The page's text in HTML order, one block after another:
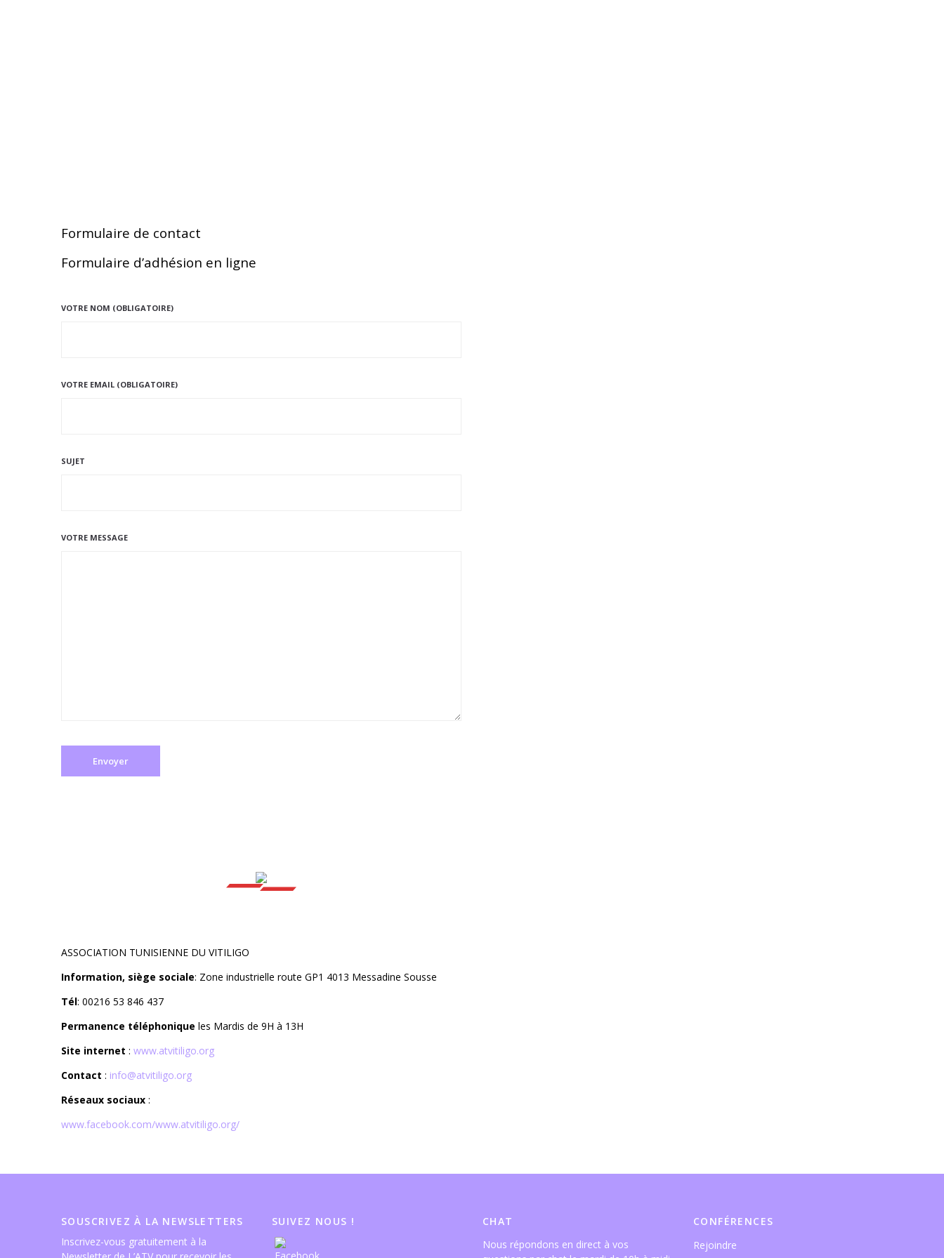
Formulaire de contact
Formulaire d’adhésion en ligne
VOTRE NOM (OBLIGATOIRE)
VOTRE EMAIL (OBLIGATOIRE)
SUJET
VOTRE MESSAGE
ASSOCIATION TUNISIENNE DU VITILIGO
Information, siège sociale: Zone industrielle route GP1 4013 Messadine Sousse
Tél: 00216 53 846 437
Permanence téléphonique les Mardis de 9H à 13H
Site internet : www.atvitiligo.org
Contact : info@atvitiligo.org
Réseaux sociaux :
www.facebook.com/www.atvitiligo.org/
SOUSCRIVEZ À LA NEWSLETTERS
Inscrivez-vous gratuitement à la
SUIVEZ NOUS !
CHAT
Nous répondons en direct à vos
CONFÉRENCES
Rejoindre